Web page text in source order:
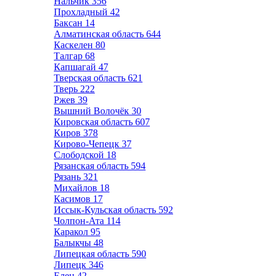
Прохладный 42
Баксан 14
Алматинская область 644
Каскелен 80
Талгар 68
Капшагай 47
Тверская область 621
Тверь 222
Ржев 39
Вышний Волочёк 30
Кировская область 607
Киров 378
Кирово-Чепецк 37
Слободской 18
Рязанская область 594
Рязань 321
Михайлов 18
Касимов 17
Иссык-Кульская область 592
Чолпон-Ата 114
Каракол 95
Балыкчы 48
Липецкая область 590
Липецк 346